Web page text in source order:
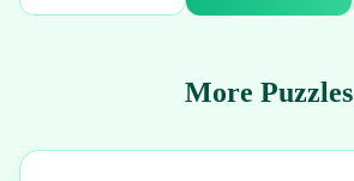
More Puzzles